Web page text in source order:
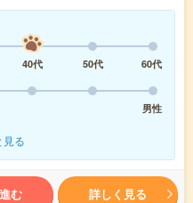
40代 50代
60代
男性
見る
む 詳しく見る